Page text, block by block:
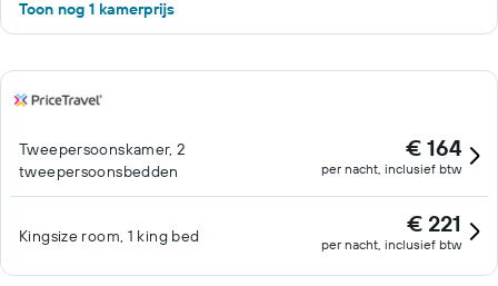
Toon nog 1 kamerprijs
Tweepersoonskamer, 2
tweepersoonsbedden
€ 164
per nacht, inclusief btw
Kingsize room, 1 king bed € 221
per nacht, inclusief btw